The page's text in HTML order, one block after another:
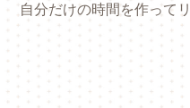
自分だけの時間を作って